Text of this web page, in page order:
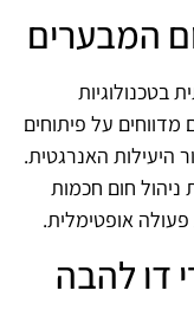
המבערים
על פיתוחים
היעילות האנרגטית.
ניהול חום חכמות
אופטימלית.
דו להבה